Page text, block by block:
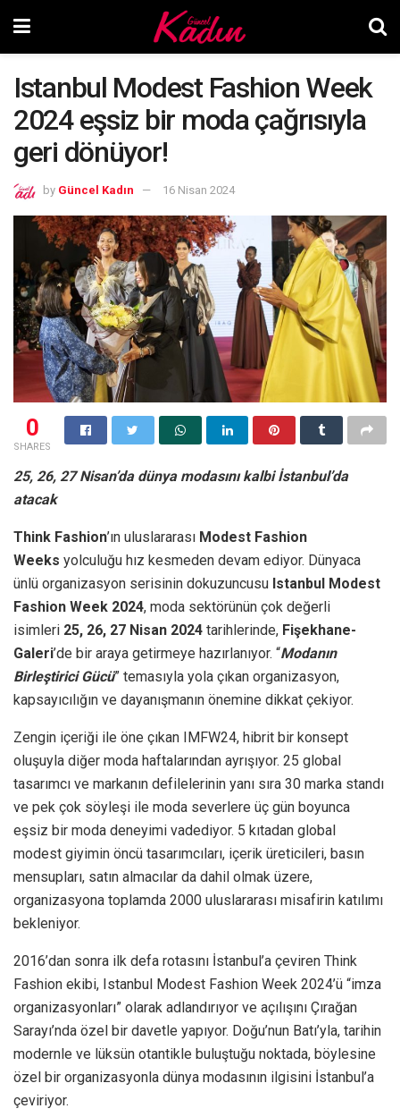
Istanbul Modest Fashion Week
2024 eşsiz bir moda çağrısıyla
geri dönüyor!
by Güncel Kadın 16 Nisan 2024
0
SHARES
25, 26, 27 Nisan’da dünya modasını kalbi İstanbul’da
atacak
Think Fashion’ın uluslararası Modest Fashion
Weeks yolculuğu hız kesmeden devam ediyor. Dünyaca
ünlü organizasyon serisinin dokuzuncusu Istanbul Modest
Fashion Week 2024, moda sektörünün çok değerli
isimleri 25, 26, 27 Nisan 2024 tarihlerinde, Fişekhane-
Galeri’de bir araya getirmeye hazırlanıyor. “Modanın
Birleştirici Gücü” temasıyla yola çıkan organizasyon,
kapsayıcılığın ve dayanışmanın önemine dikkat çekiyor.
Zengin içeriği ile öne çıkan IMFW24, hibrit bir konsept
oluşuyla diğer moda haftalarından ayrışıyor. 25 global
tasarımcı ve markanın defilelerinin yanı sıra 30 marka standı
ve pek çok söyleşi ile moda severlere üç gün boyunca
eşsiz bir moda deneyimi vadediyor. 5 kıtadan global
modest giyimin öncü tasarımcıları, içerik üreticileri, basın
mensupları, satın almacılar da dahil olmak üzere,
organizasyona toplamda 2000 uluslararası misafirin katılımı
bekleniyor.
2016’dan sonra ilk defa rotasını İstanbul’a çeviren Think
Fashion ekibi, Istanbul Modest Fashion Week 2024’ü “imza
organizasyonları” olarak adlandırıyor ve açılışını Çırağan
Sarayı’nda özel bir davetle yapıyor. Doğu’nun Batı’yla, tarihin
modernle ve lüksün otantikle buluştuğu noktada, böylesine
özel bir organizasyonla dünya modasının ilgisini İstanbul’a
çeviriyor.